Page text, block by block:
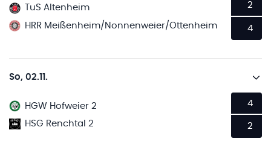
TuS Altenheim
HRR Meißenheim/Nonnenweier/Ottenheim
2
4
So, 02.11.
HGW Hofweier 2
HSG Renchtal 2
4
2